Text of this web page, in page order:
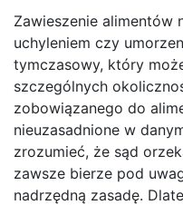
Zawieszenie alimentów
uchyleniem czy
tymczasowy, który
szczególnych
zobowiązanego do
nieuzasadnione w
zrozumieć, że sąd
zawsze bierze pod
nadrzędną zasadę.